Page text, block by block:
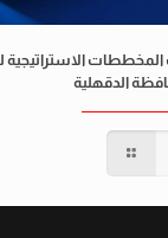
الدقهلية